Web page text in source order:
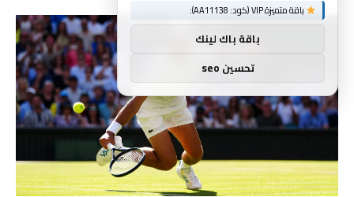
باقة متميزة VIP (كود: AA11138):
باقة باك لينك
تحسين seo